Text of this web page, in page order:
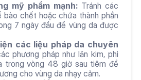
mỹ phẩm mạnh: Tránh các
bào chết hoặc chứa thành phần
7 ngày đầu để vùng da được
các liệu pháp da chuyên
phương pháp như lăn kim, phi
trong vòng 48 giờ sau tiêm để
cho vùng da nhạy cảm.